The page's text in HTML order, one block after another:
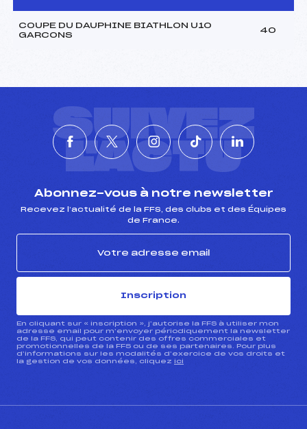
COUPE DU DAUPHINE BIATHLON U10
GARCONS
40
SUIVEZ
L'ACTU
Abonnez-vous à notre newsletter
Recevez l’actualité de la FFS, des clubs et des Équipes
de France.
Inscription
En cliquant sur « inscription », j’autorise la FFS à utiliser mon
adresse email pour m’envoyer périodiquement la newsletter
de la FFS, qui peut contenir des offres commerciales et
promotionnelles de la FFS ou de ses partenaires. Pour plus
d’informations sur les modalités d’exercice de vos droits et
la gestion de vos données, cliquez ici